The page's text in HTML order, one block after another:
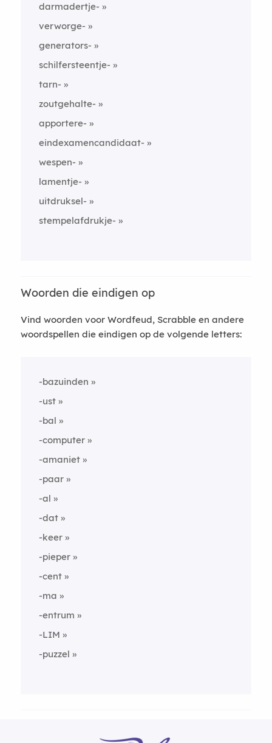
darmadertje-
verworge-
generators-
schilfersteentje-
tarn-
zoutgehalte-
apportere-
eindexamencandidaat-
wespen-
lamentje-
uitdruksel-
stempelafdrukje-
Woorden die eindigen op
Vind woorden voor Wordfeud, Scrabble en andere
woordspellen die eindigen op de volgende letters:
-bazuinden
-ust
-bal
-computer
-amaniet
-paar
-al
-dat
-keer
-pieper
-cent
-ma
-entrum
-LIM
-puzzel